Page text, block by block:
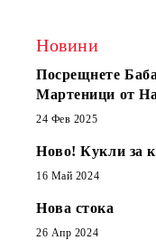
Новини
Посрещнете
Мартеници от
24 Фев 2025
Ново! Кукли за
16 Май 2024
Нова стока
26 Апр 2024